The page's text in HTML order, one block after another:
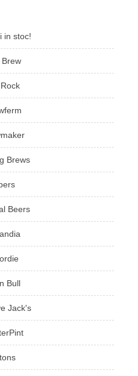
in stoc!
Brew
Brews
Beers
Bull
Jack's